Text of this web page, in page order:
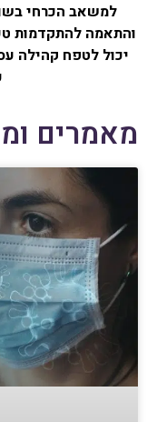
למשאב הכרחי
והתאמה להתקדמות
יכול לטפח קהילה
מאמרים